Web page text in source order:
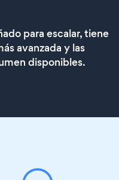
para escalar, tiene
avanzada y las
disponibles.